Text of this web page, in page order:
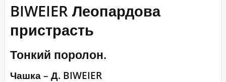
BIWEIER Леопардова
пристрасть
Тонкий поролон.
Чашка – Д. BIWEIER